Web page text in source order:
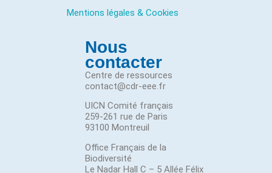
Mentions légales & Cookies
Nous
contacter
Centre de ressources
contact@cdr-eee.fr
UICN Comité français
259-261 rue de Paris
93100 Montreuil
Office Français de la
Biodiversité
Le Nadar Hall C – 5 Allée Félix